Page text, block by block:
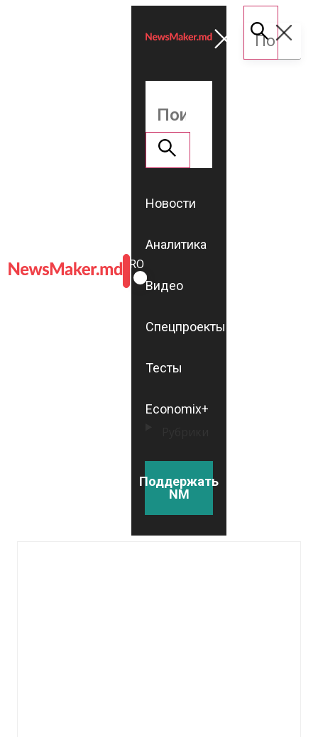
ROMÂNĂ
RU
Новости
Аналитика
Видео
Спецпроекты
Тесты
Economix+
Поддержать
NM